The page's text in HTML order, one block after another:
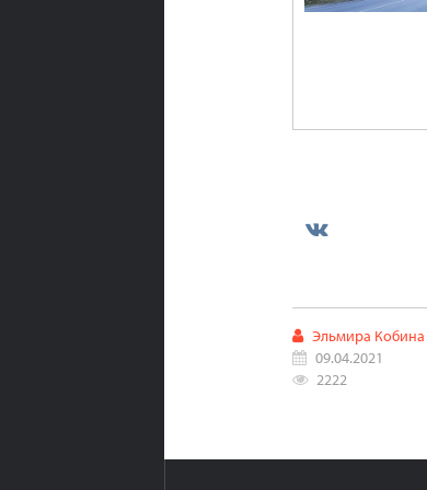
Эльмира Кобина
09.04.2021
2222